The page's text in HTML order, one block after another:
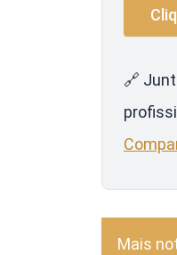
🔗
Mais